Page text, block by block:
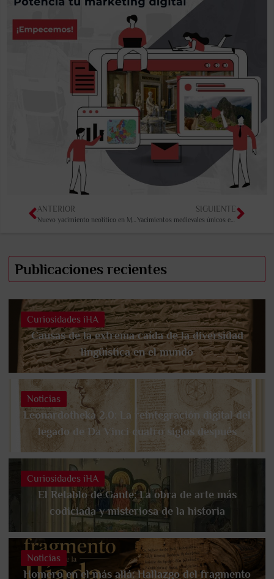
ANTERIOR SIGUIENTE
Yacimientos medievales únicos en Yamal, Siberia
Publicaciones recientes
Curiosidades iHA
Causas de la extrema caída de la diversidad
lingüística en el mundo
Noticias
Leonardotheka 2.0: La reintegración digital del
legado de Da Vinci cuatro siglos después
Curiosidades iHA
El Retablo de Gante: La obra de arte más
codiciada y misteriosa de la historia
Noticias
Homero en el más allá: Hallazgo del fragmento